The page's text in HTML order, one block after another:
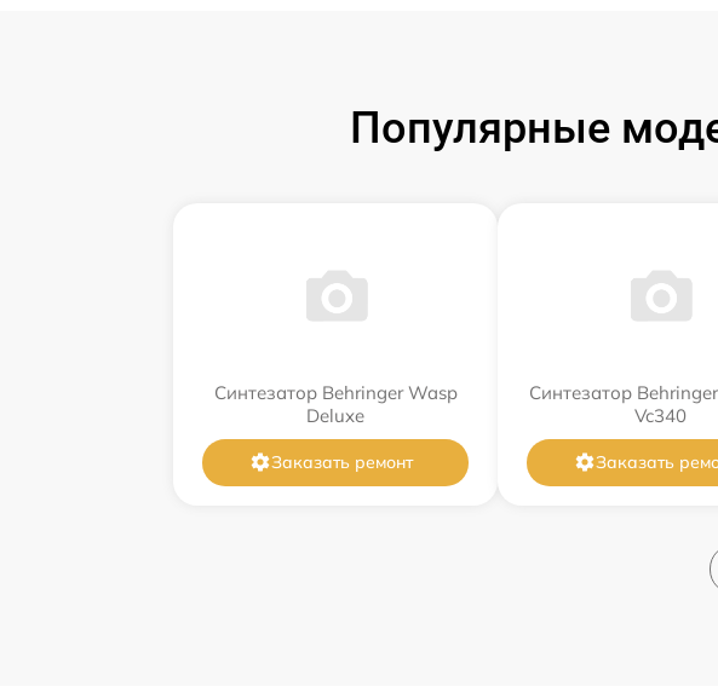
Популярные
Синтезатор Behringer Wasp
Deluxe
Заказать ремонт
Синтезатор
Vc340
Заказать